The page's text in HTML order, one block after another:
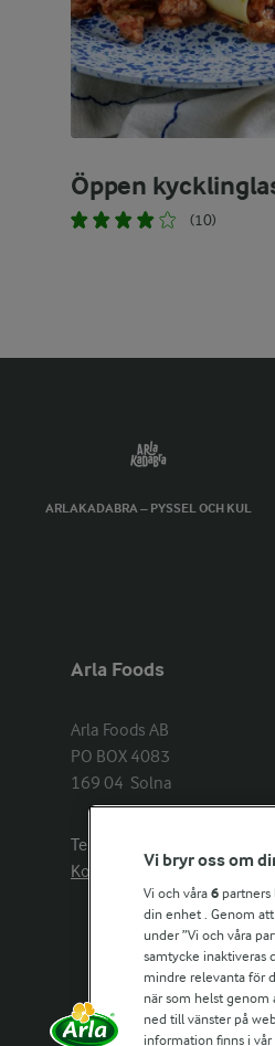
Öppen
(10)
ARLAKADABRA – PYSSEL OCH KUL
Arla Foods
Arla Foods AB
PO BOX 4083
169 04  Solna
Telefon:
Kontakta oss
Vi bryr oss om
Vi och våra 6
din enhet . Genom
under ”Vi och våra
samtycke inaktiveras
mindre relevanta för
när som helst genom
ned till vänster på
information finns i